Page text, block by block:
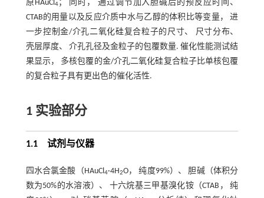
原HAuCl 4； 同时， 通过调节加入胆碱后的预反应时间、
CTAB的用量以及反应介质中水与乙醇的体积比等变量， 进
一步控制金/介孔二氧化硅复合粒子的尺寸、 尺寸分布、
壳层厚度、 介孔孔径及金粒子的包覆数量. 催化性能测试结
果显示， 多核包覆的金/介孔二氧化硅复合粒子比单核包覆
的复合粒子具有更出色的催化活性.
1 实验部分
1.1 试剂与仪器
四水合氯金酸（HAuCl 4·4H2O， 纯度99%）、 胆碱（体积分
数为50%的水溶液）、 十六烷基三甲基溴化铵（CTAB， 纯